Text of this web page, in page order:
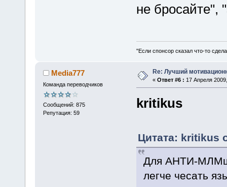
не бросайте",
"Если спонсор сказал что-то
Media777
Команда переводчиков
Сообщений: 875
Репутация: 59
Re: Лучший
« Ответ #6 : 17 Апреля
kritikus
Цитата: kritikus
Для АНТИ-
легче чесать